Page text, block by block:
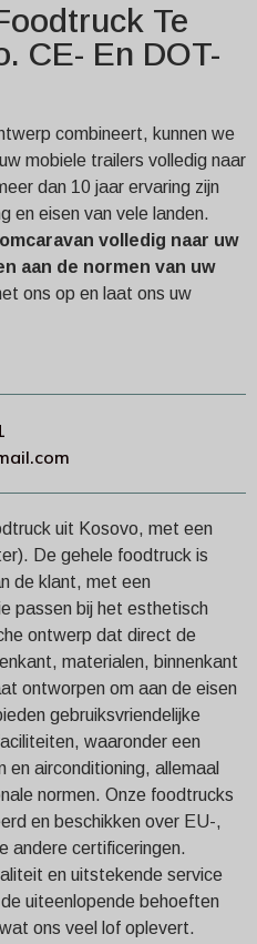
Te
CE- En DOT-
combineert, kunnen we
mobiele trailers volledig naar
dan 10 jaar ervaring zijn
en eisen van vele landen.
volledig naar uw
aan de normen van uw
ons op en laat ons uw
uit Kosovo, met een
De gehele foodtruck is
de klant, met een
passen bij het esthetisch
ontwerp dat direct de
materialen, binnenkant
ontworpen om aan de eisen
gebruiksvriendelijke
waaronder een
airconditioning, allemaal
normen. Onze foodtrucks
en beschikken over EU-,
andere certificeringen.
en uitstekende service
uiteenlopende behoeften
ons veel lof oplevert.